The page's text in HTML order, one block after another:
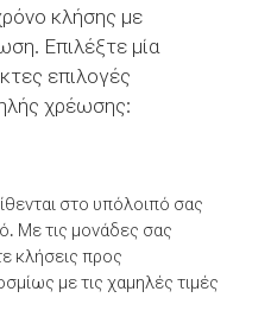
κλήσης με
Επιλέξτε μία
επιλογές
χρέωσης:
στο υπόλοιπό σας
Με τις μονάδες σας
κλήσεις προς
με τις χαμηλές τιμές